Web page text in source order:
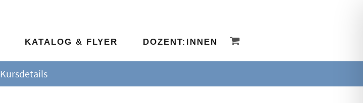
KATALOG & FLYER DOZENT:INNEN
Kursdetails